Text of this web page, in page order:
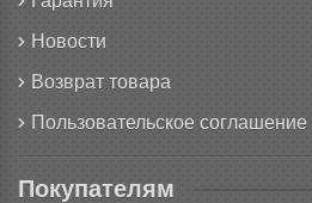
Новости
Возврат товара
Пользовательское соглашение
Покупателям